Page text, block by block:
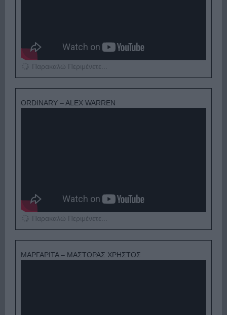
Παρακαλώ Περιμένετε...
ORDINARY – ALEX WARREN
Παρακαλώ Περιμένετε...
ΜΑΡΓΑΡΙΤΑ – ΜΑΣΤΟΡΑΣ ΧΡΗΣΤΟΣ